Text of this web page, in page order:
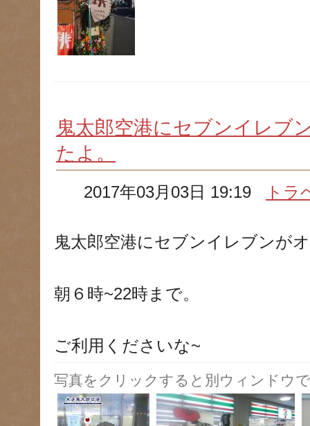
鬼太郎空港にセブンイレ
たよ。
2017年03月03日 19:19 トラ
鬼太郎空港にセブンイレブンが
朝６時~22時まで。
ご利用くださいな~
写真をクリックすると別ウィンドウ